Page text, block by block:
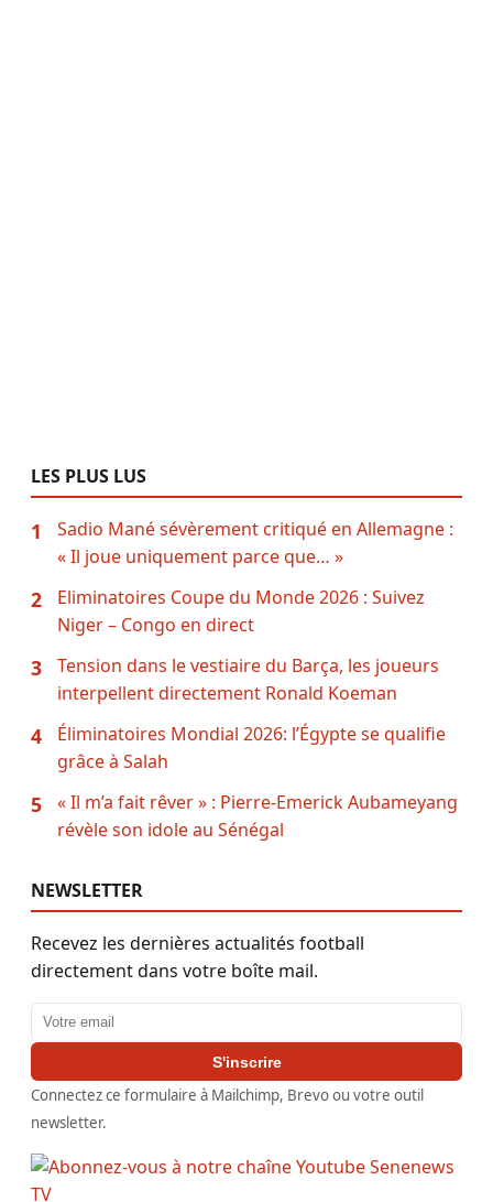
LES PLUS LUS
1
Sadio Mané sévèrement critiqué en Allemagne :
« Il joue uniquement parce que… »
2
Eliminatoires Coupe du Monde 2026 : Suivez
Niger – Congo en direct
3
Tension dans le vestiaire du Barça, les joueurs
interpellent directement Ronald Koeman
4
Éliminatoires Mondial 2026: l’Égypte se qualifie
grâce à Salah
5
« Il m’a fait rêver » : Pierre-Emerick Aubameyang
révèle son idole au Sénégal
NEWSLETTER
Recevez les dernières actualités football
directement dans votre boîte mail.
Adresse email
S'inscrire
Connectez ce formulaire à Mailchimp, Brevo ou votre outil
newsletter.